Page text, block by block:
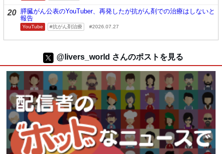
20 膵臓がん公表のYouTuber、再発したが抗がん剤での治療はしないと
報告
YouTube 抗がん剤治療 2026.07.27
@livers_world さんのポストを見る